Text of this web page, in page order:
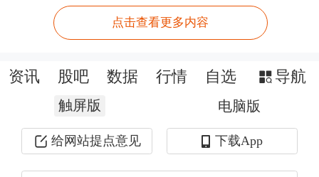
点击查看更多内容
资讯 股吧 数据 行情 自选 导航
触屏版 电脑版
给网站提点意见 下载App